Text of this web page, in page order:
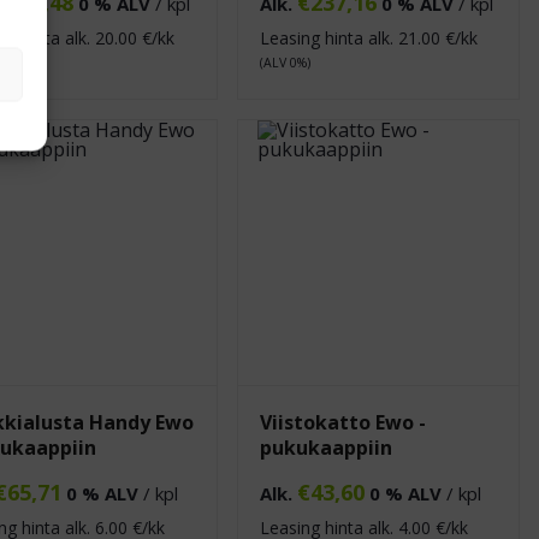
hinta alk. 20.00 €/kk Leasing hinta alk. 21.00 €/kk
(ALV 0%)
Handy Ewo
65,71 0 % ALV / kpl
hinta alk. 6.00 €/kk
Viistokatto Ewo -
pukukaappiin
Alk. €43,60 0 % ALV/ kpl
Leasing hinta alk. 4.00 €/kk